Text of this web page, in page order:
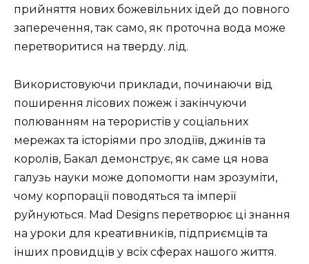
прийняття нових божевільних ідей до повного
заперечення, так само, як проточна вода може
перетворитися на тверду. лід.
Використовуючи приклади, починаючи від
поширення лісових пожеж і закінчуючи
полюванням на терористів у соціальних
мережах та історіями про злодіїв, джинів та
королів, Бакал демонструє, як саме ця нова
галузь науки може допомогти нам зрозуміти,
чому корпорації поводяться та імперії
руйнуються. Mad Designs перетворює ці знання
на уроки для креативників, підприємців та
інших провидців у всіх сферах нашого життя.